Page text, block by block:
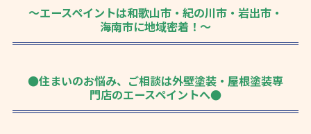
～エースペイントは和歌山市・紀の川市・岩出市・
海南市に地域密着！～
●住まいのお悩み、ご相談は外壁塗装・屋根塗装専
門店のエースペイントへ●